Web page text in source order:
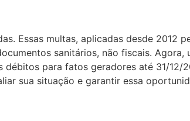
Essas multas, aplicadas desde 2012
sanitários, não fiscais. Agora,
débitos para fatos geradores até 31/12/
sua situação e garantir essa